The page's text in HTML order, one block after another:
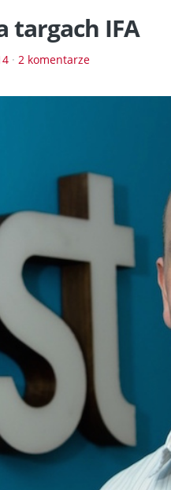
targach IFA
· 2 komentarze